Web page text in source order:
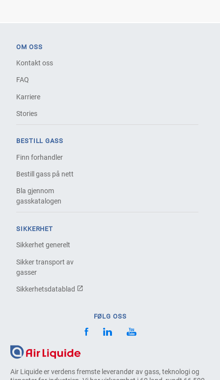
Air Liquide er verdens fremste leverandør av gass, teknologi og
OM OSS
Kontakt oss
FAQ
Karriere
Stories
BESTILL GASS
Finn forhandler
Bestill gass på nett
Bla gjennom
gasskatalogen
SIKKERHET
Sikkerhet generelt
Sikker transport av
gasser
Sikkerhetsdatablad
FØLG OSS